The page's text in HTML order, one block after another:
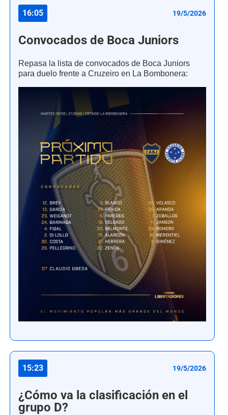
16:05 19/5/2026
Convocados de Boca Juniors
Repasa la lista de convocados de Boca Juniors
para duelo frente a Cruzeiro en La Bombonera:
15:23 19/5/2026
¿Cómo va la clasificación en el
grupo D?